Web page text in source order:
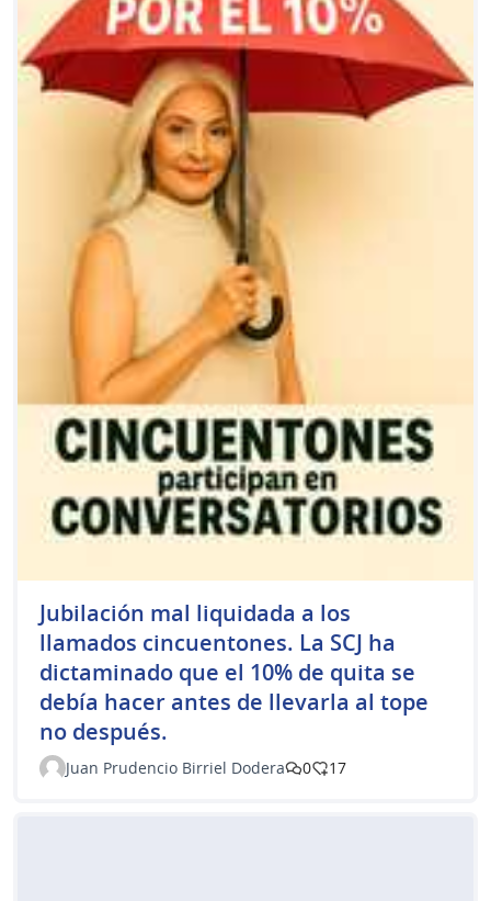
Jubilación mal liquidada a los
llamados cincuentones. La SCJ ha
dictaminado que el 10% de quita se
debía hacer antes de llevarla al tope
no después.
Juan Prudencio Birriel Dodera 0 17